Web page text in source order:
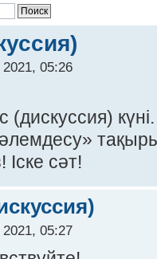
05:26
(дискуссия) күні.
сәт!
05:27